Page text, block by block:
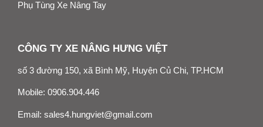
Phụ Tùng Xe Nâng Tay
CÔNG TY XE NÂNG HƯNG VIỆT
số 3 đường 150, xã Bình Mỹ, Huyện Củ Chi, TP.HCM
Mobile: 0906.904.446
Email: sales4.hungviet@gmail.com